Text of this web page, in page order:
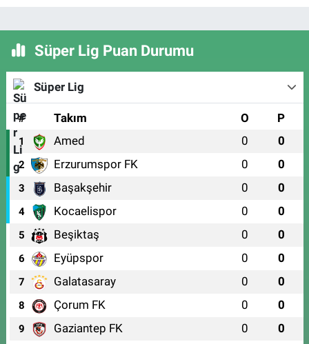
Süper Lig Puan Durumu
Süper Lig
# Takım O P
1 Amed 0 0
2 Erzurumspor FK 0 0
3 Başakşehir 0 0
4 Kocaelispor 0 0
5 Beşiktaş 0 0
6 Eyüpspor 0 0
7 Galatasaray 0 0
8 Çorum FK 0 0
9 Gaziantep FK 0 0